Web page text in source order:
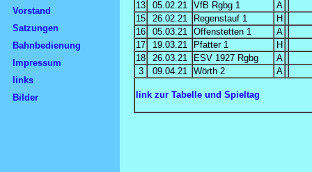
Vorstand
Satzungen
Bahnbedienung
Impressum
links
Bilder
13
05.02.21 VfB Rgbg 1
A
15
26.02.21 Regenstauf 1
H
16
05.03.21 Offenstetten 1
A
17
19.03.21 Pfatter 1
H
18
26.03.21 ESV 1927 Rgbg
A
3
09.04.21 Wörth 2 A
link zur Tabelle und Spieltag